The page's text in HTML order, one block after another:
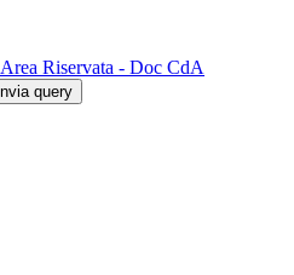
Area Riservata - Doc CdA